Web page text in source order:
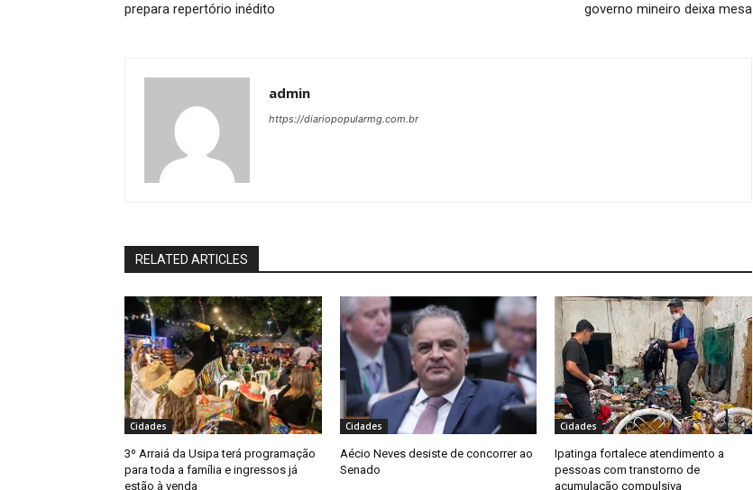
prepara repertório inédito
governo mineiro deixa mesa
admin
https://diariopopularmg.com.br
RELATED ARTICLES
Cidades
3º Arraiá da Usipa terá programação
para toda a família e ingressos já
estão à venda
Cidades
Aécio Neves desiste de concorrer ao
Senado
Cidades
Ipatinga fortalece atendimento a
pessoas com transtorno de
acumulação compulsiva